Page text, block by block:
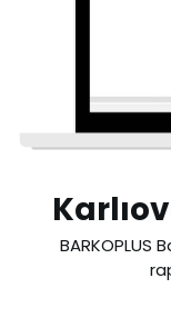
BARKOPLUS